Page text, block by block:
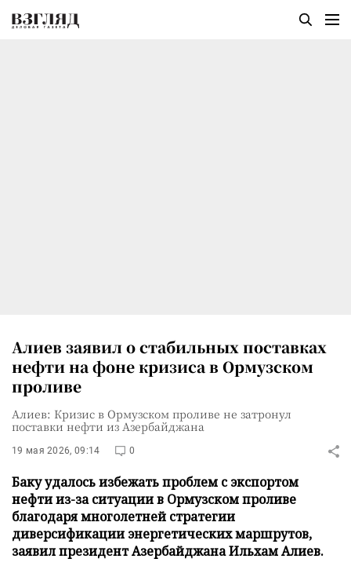
Алиев заявил о стабильных поставках
нефти на фоне кризиса в Ормузском
проливе
Алиев: Кризис в Ормузском проливе не затронул
поставки нефти из Азербайджана
19 мая 2026, 09:14 0
Баку удалось избежать проблем с экспортом
нефти из-за ситуации в Ормузском проливе
благодаря многолетней стратегии
диверсификации энергетических маршрутов,
заявил президент Азербайджана Ильхам Алиев.